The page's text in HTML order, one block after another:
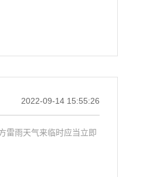
2022-09-14 15:55:26
雷雨天气来临时应当立即